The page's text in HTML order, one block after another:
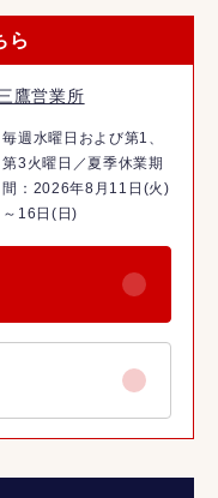
ら
鷹営業所
毎週水曜日および第1、
第3火曜日／夏季休業期
間：2026年8月11日(火)
～16日(日)